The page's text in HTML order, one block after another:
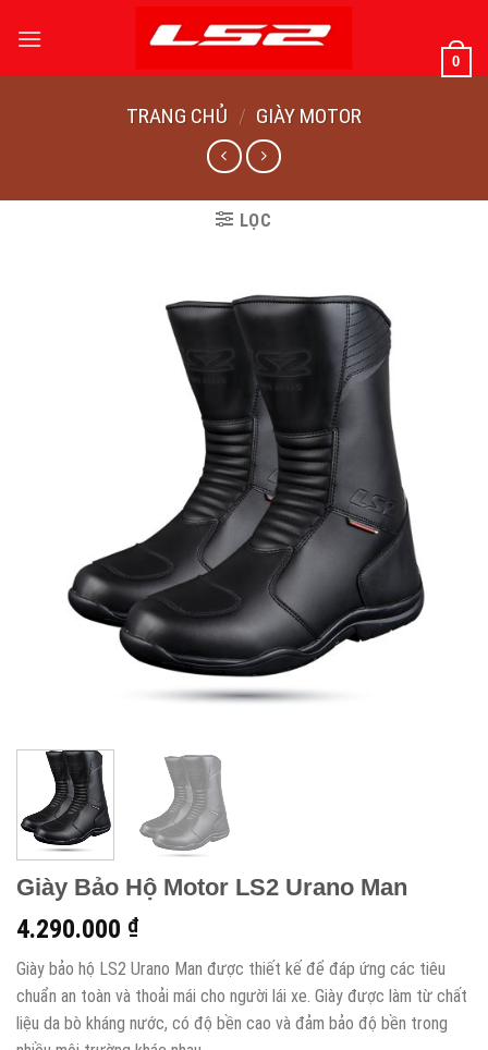
qua
0
TRANG CHỦ / GIÀY MOTOR
LỌC
Giày Bảo Hộ Motor LS2 Urano Man
4.290.000 ₫
Giày bảo hộ LS2 Urano Man được thiết kế để đáp ứng các tiêu
chuẩn an toàn và thoải mái cho người lái xe. Giày được làm từ chất
liệu da bò kháng nước, có độ bền cao và đảm bảo độ bền trong